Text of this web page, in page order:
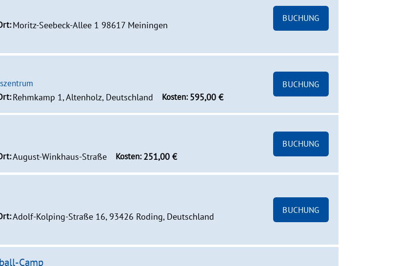
Moritz-Seebeck-Allee 1 98617 Meiningen
BUCHUNG
Rehmkamp 1, Altenholz, Deutschland Kosten: 595,00 €
BUCHUNG
August-Winkhaus-Straße Kosten: 251,00 €
BUCHUNG
Adolf-Kolping-Straße 16, 93426 Roding, Deutschland
BUCHUNG
Camp